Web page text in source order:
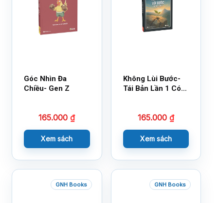
Góc Nhìn Đa
Chiều- Gen Z
165.000₫
Xem sách
Không Lùi Bước-
Tái Bản Lần 1 Có
165.000 ₫
Xem sách
GNH Books GNH Books